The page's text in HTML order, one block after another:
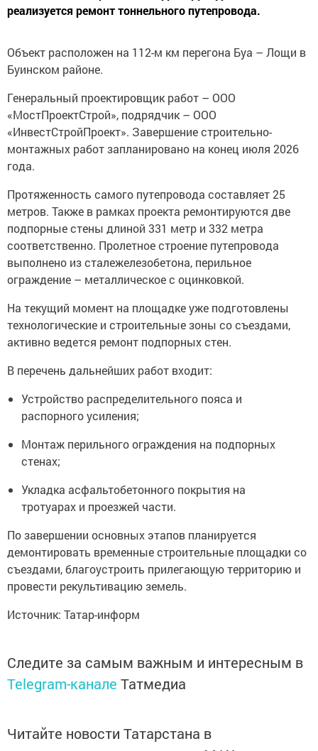
реализуется ремонт тоннельного путепровода.
Объект расположен на 112-м км перегона Буа – Лощи в
Буинском районе.
Генеральный проектировщик работ – ООО
«МостПроектСтрой», подрядчик – ООО
«ИнвестСтройПроект». Завершение строительно-
монтажных работ запланировано на конец июля 2026
года.
Протяженность самого путепровода составляет 25
метров. Также в рамках проекта ремонтируются две
подпорные стены длиной 331 метр и 332 метра
соответственно. Пролетное строение путепровода
выполнено из сталежелезобетона, перильное
ограждение – металлическое с оцинковкой.
На текущий момент на площадке уже подготовлены
технологические и строительные зоны со съездами,
активно ведется ремонт подпорных стен.
В перечень дальнейших работ входит:
Устройство распределительного пояса и
распорного усиления;
Монтаж перильного ограждения на подпорных
стенах;
Укладка асфальтобетонного покрытия на
тротуарах и проезжей части.
По завершении основных этапов планируется
демонтировать временные строительные площадки со
съездами, благоустроить прилегающую территорию и
провести рекультивацию земель.
Источник: Татар-информ
Следите за самым важным и интересным в
Telegram-канале Татмедиа
Читайте новости Татарстана в